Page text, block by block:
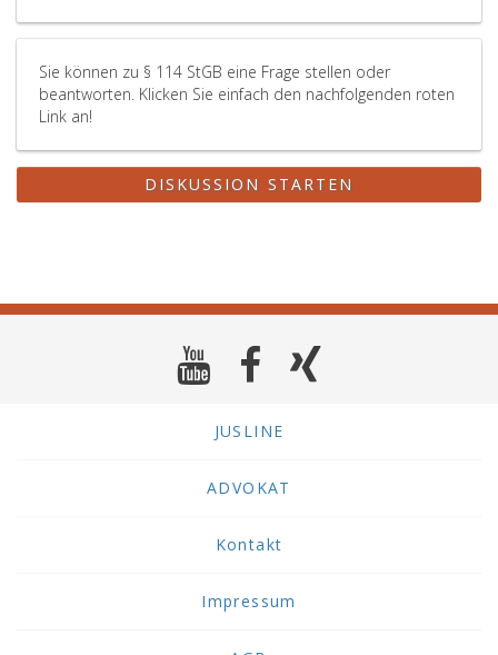
Sie können zu § 114 StGB eine Frage stellen oder
beantworten. Klicken Sie einfach den nachfolgenden roten
Link an!
DISKUSSION STARTEN
JUSLINE
ADVOKAT
Kontakt
Impressum